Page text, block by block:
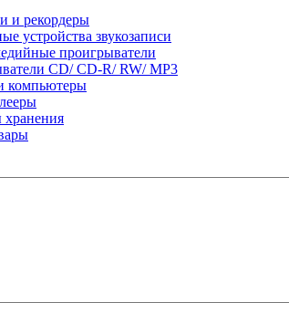
и рекордеры
устройства звукозаписи
проигрыватели
CD/ CD-R/ RW/ MP3
компьютеры